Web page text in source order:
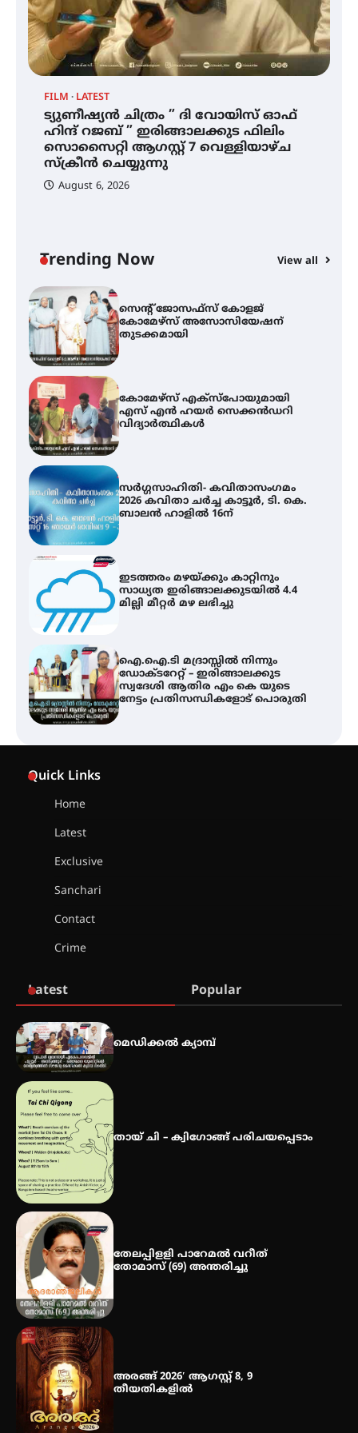
FILM LATEST
ട്യുണീഷ്യൻ ചിത്രം ” ദി വോയിസ് ഓഫ്
ഹിന്ദ് റജബ് ” ഇരിങ്ങാലക്കുട ഫിലിം
സൊസൈറ്റി ആഗസ്റ്റ് 7 വെള്ളിയാഴ്ച
സ്‌ക്രീൻ ചെയ്യുന്നു
August 6, 2026
Trending Now View all
ഐ.ഐ.ടി മദ്രാസ്സിൽ നിന്നും
ഡോക്ടറേറ്റ് – ഇരിങ്ങാലക്കുട
സ്വദേശി ആതിര എം കെ യുടെ
നേട്ടം പ്രതിസന്ധികളോട് പൊരുതി
ട്യുണീഷ്യൻ ചിത്രം ” ദി വോയിസ്
ഓഫ് ഹിന്ദ് റജബ് ” ഇരിങ്ങാലക്കുട
ഫിലിം സൊസൈറ്റി ആഗസ്റ്റ് 7
വെള്ളിയാഴ്ച സ്‌ക്രീൻ ചെയ്യുന്നു
കോമേഴ്സ് എക്സ്പോയുമായി
എസ് എൻ ഹയർ സെക്കൻഡറി
വിദ്യാർത്ഥികൾ
സർഗ്ഗസാഹിതി- കവിതാസംഗമം
2026 കവിതാ ചർച്ച കാട്ടൂർ, ടി. കെ.
ബാലൻ ഹാളിൽ 16ന്
ഇടത്തരം മഴയ്ക്കും കാറ്റിനും
സാധ്യത ഇരിങ്ങാലക്കുടയിൽ 4.4
മില്ലി മീറ്റർ മഴ ലഭിച്ചു
ഐ.ഐ.ടി മദ്രാസ്സിൽ നിന്നും
ഡോക്ടറേറ്റ് – ഇരിങ്ങാലക്കുട
സ്വദേശി ആതിര എം കെ യുടെ
നേട്ടം പ്രതിസന്ധികളോട് പൊരുതി
ട്യുണീഷ്യൻ ചിത്രം ” ദി വോയിസ്
ഓഫ് ഹിന്ദ് റജബ് ” ഇരിങ്ങാലക്കുട
ഫിലിം സൊസൈറ്റി ആഗസ്റ്റ് 7
വെള്ളിയാഴ്ച സ്‌ക്രീൻ ചെയ്യുന്നു
സാധ്യത ഇരിങ്ങാലക്കുടയിൽ 4.4
മില്ലി മീറ്റർ മഴ ലഭിച്ചു
സ്വദേശി ആതിര എം കെ യുടെ
നേട്ടം പ്രതിസന്ധികളോട് പൊരുതി
Quick Links
Home
Latest
Exclusive
Sanchari
Contact
Crime
Latest Popular
മെഡിക്കൽ ക്യാമ്പ്
തായ് ചി – ക്വിഗോങ്ങ് പരിചയപ്പെടാം
തേലപ്പിളളി പാറേമൽ വറീത്
തോമാസ് (69) അന്തരിച്ചു
അരങ്ങ് 2026′ ആഗസ്റ്റ് 8, 9
തീയതികളിൽ